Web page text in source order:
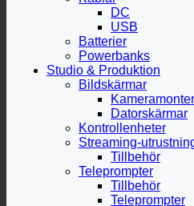
DC
USB
Batterier
Powerbanks
Studio & Produktion
Bildskärmar
Datorskärmar
Kontrollenheter
Streaming-
Tillbehör
Teleprompter
Tillbehör
Teleprompter